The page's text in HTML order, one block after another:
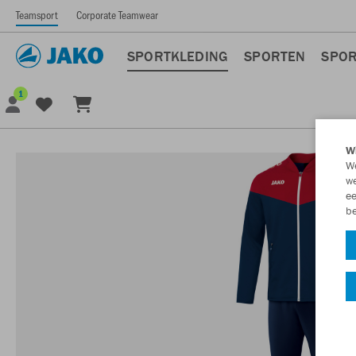
Teamsport Corporate Teamwear
SPORTKLEDING SPORTEN
1